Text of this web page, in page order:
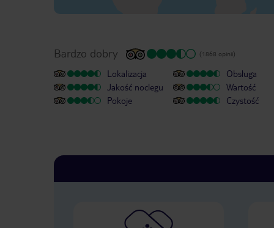
Bardzo dobry (1868 opinii)
Lokalizacja
Jakość noclegu
Pokoje
Obsługa
Wartość
Czystość